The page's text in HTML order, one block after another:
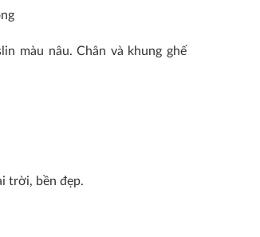
màu nâu. Chân và khung ghế
trời, bền đẹp.